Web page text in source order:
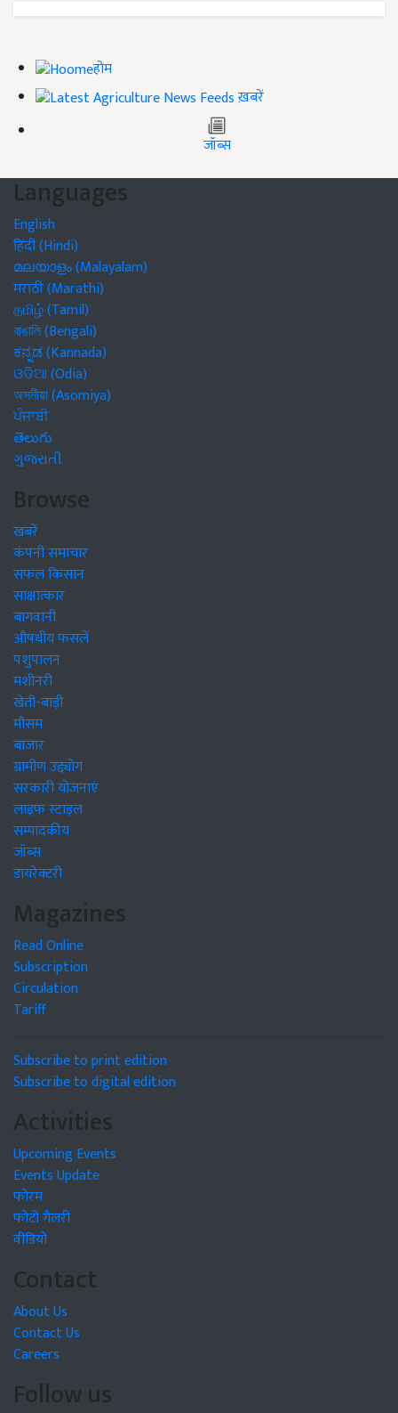
होम
ख़बरें
जॉब्स
Languages
English
हिंदी (Hindi)
മലയാളം (Malayalam)
मराठी (Marathi)
தமிழ் (Tamil)
বাঙালি (Bengali)
ಕನ್ನಡ (Kannada)
ଓଡିଆ (Odia)
অসমীয়া (Asomiya)
ਪੰਜਾਬੀ
తెలుగు
ગુજરાતી
Browse
खबरें
कंपनी समाचार
सफल किसान
साक्षात्कार
बागवानी
औषधीय फसलें
पशुपालन
मशीनरी
खेती-बाड़ी
मौसम
बाजार
ग्रामीण उद्द्योग
सरकारी योजनाएं
लाइफ स्टाइल
सम्पादकीय
जॉब्स
डायरेक्टरी
Magazines
Read Online
Subscription
Circulation
Tariff
Subscribe to print edition
Subscribe to digital edition
Activities
Upcoming Events
Events Update
फोरम
फोटो गैलरी
वीडियो
Contact
About Us
Contact Us
Careers
Follow us